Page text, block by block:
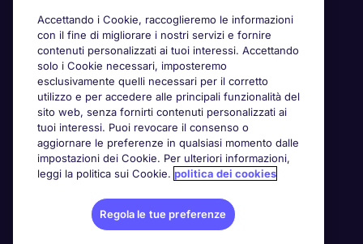
Accettando i Cookie, raccoglieremo le informazioni
con il fine di migliorare i nostri servizi e fornire
contenuti personalizzati ai tuoi interessi. Accettando
solo i Cookie necessari, imposteremo
esclusivamente quelli necessari per il corretto
utilizzo e per accedere alle principali funzionalità del
sito web, senza fornirti contenuti personalizzati ai
tuoi interessi. Puoi revocare il consenso o
aggiornare le preferenze in qualsiasi momento dalle
impostazioni dei Cookie. Per ulteriori informazioni,
leggi la politica sui Cookie. politica dei cookies
Regola le tue preferenze